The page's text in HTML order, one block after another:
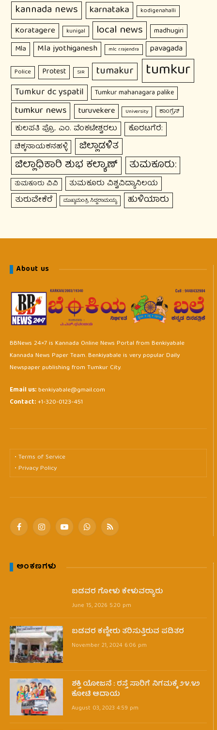
kannada news karnataka kodigenahalli
Koratagere kunigal local news madhugiri
Mla Mla jyothiganesh mlc r.rajendra pavagada
Police Protest SIR tumakur tumkur
Tumkur dc yspatil Tumkur mahanagara palike
tumkur news turuvekere University ಕಾಂಗ್ರೆಸ್
ಕುಲಪತಿ ಪ್ರೊ. ಎಂ. ವೆಂಕಟೇಶ್ವರಲು ಕೊರಟಗೆರೆ:
ಚಿಕ್ಕನಾಯಕನಹಳ್ಳಿ ಜಿಲ್ಲಾಡಳಿತ
ಜಿಲ್ಲಾಧಿಕಾರಿ ಶುಭ ಕಲ್ಯಾಣ್ ತುಮಕೂರು:
ತುಮಕೂರು ವಿವಿ ತುಮಕೂರು ವಿಶ್ವವಿದ್ಯಾನಿಲಯ
ತುರುವೇಕೆರೆ ಮುಖ್ಯಮಂತ್ರಿ ಸಿದ್ದರಾಮಯ್ಯ ಹುಳಿಯಾರು
About us
BBNews 24×7 is Kannada Online News Portal from Benkiyabale
Kannada News Paper Team. Benkiyabale is very popular Daily
Newspaper publishing from Tumkur City.
Email us:benkiyabale@gmail.com
Contact:+1-320-0123-451
• Terms of Service
• Privacy Policy
FacebookInstagramYouTubeWhatsApp
RSS
ಅಂಕಣಗಳು
ಬಡವರ ಗೋಳು ಕೇಳುವರ‍್ಯಾರು
June 15, 2026 5:20 pm
ಬಡವರ ಕಣ್ಣೀರು ತರಿಸುತ್ತಿರುವ ಪಡಿತರ
November 21, 2024 6:06 pm
ಶಕ್ತಿ ಯೋಜನೆ : ರಸ್ತೆ ಸಾರಿಗೆ ನಿಗಮಕ್ಕೆ ೨೪.೪೨
ಕೋಟಿ ಆದಾಯ
August 03, 2023 4:59 pm